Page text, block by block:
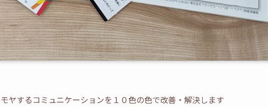
ヤするコミュニケーションを１０色の色で改善・解決します